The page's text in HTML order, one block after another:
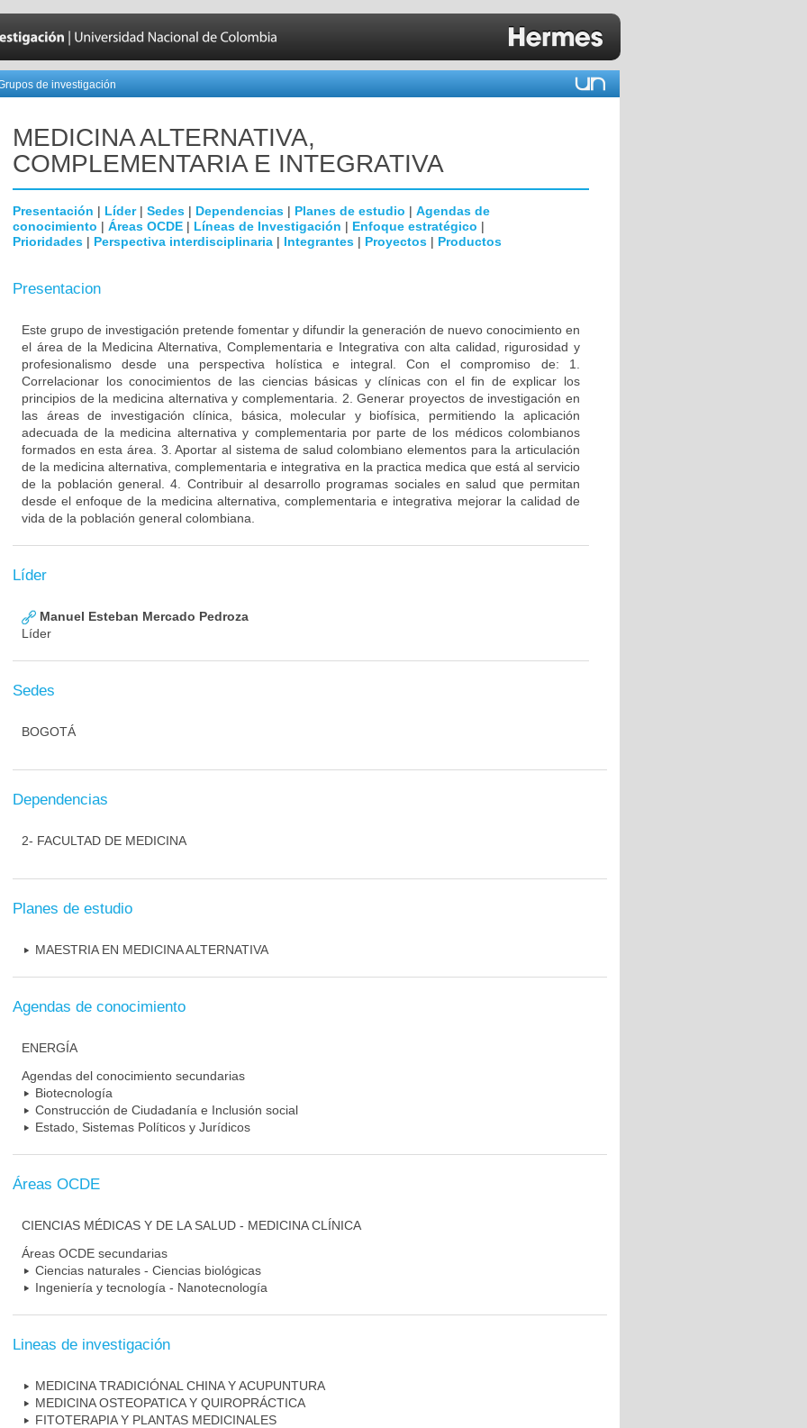
de investigación
MEDICINA ALTERNATIVA,
COMPLEMENTARIA E INTEGRATIVA
Presentación | Líder| Sedes | Dependencias | Planes de estudio | Agendas de
conocimiento | Áreas OCDE | Líneas de Investigación | Enfoque estratégico |
Prioridades | Perspectiva interdisciplinaria | Integrantes | Proyectos | Productos
Presentacion
Este grupo de investigación pretende fomentar y difundir la generación de nuevo conocimiento en
el área de la Medicina Alternativa, Complementaria e Integrativa con alta calidad, rigurosidad y
profesionalismo desde una perspectiva holística e integral. Con el compromiso de: 1.
Correlacionar los conocimientos de las ciencias básicas y clínicas con el fin de explicar los
principios de la medicina alternativa y complementaria. 2. Generar proyectos de investigación en
las áreas de investigación clínica, básica, molecular y biofísica, permitiendo la aplicación
adecuada de la medicina alternativa y complementaria por parte de los médicos colombianos
formados en esta área. 3. Aportar al sistema de salud colombiano elementos para la articulación
de la medicina alternativa, complementaria e integrativa en la practica medica que está al servicio
de la población general. 4. Contribuir al desarrollo programas sociales en salud que permitan
desde el enfoque de la medicina alternativa, complementaria e integrativa mejorar la calidad de
vida de la población general colombiana.
Líder
Manuel Esteban Mercado Pedroza
Líder
Sedes
BOGOTÁ
Dependencias
2- FACULTAD DE MEDICINA
Planes de estudio
MAESTRIA EN MEDICINA ALTERNATIVA
Agendas de conocimiento
ENERGÍA
Agendas del conocimiento secundarias
Biotecnología
Construcción de Ciudadanía e Inclusión social
Estado, Sistemas Políticos y Jurídicos
Áreas OCDE
CIENCIAS MÉDICAS Y DE LA SALUD - MEDICINA CLÍNICA
Áreas OCDE secundarias
Ciencias naturales - Ciencias biológicas
Ingeniería y tecnología - Nanotecnología
Lineas de investigación
MEDICINA TRADICIÓNAL CHINA Y ACUPUNTURA
MEDICINA OSTEOPATICA Y QUIROPRÁCTICA
FITOTERAPIA Y PLANTAS MEDICINALES